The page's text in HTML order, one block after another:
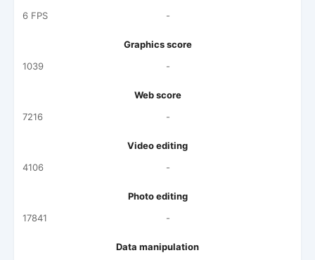
6 FPS
-
Graphics score
1039
-
Web score
7216
-
Video editing
4106
-
Photo editing
17841
-
Data manipulation